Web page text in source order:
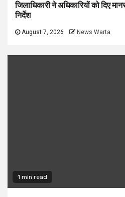
जिलाधिकारी ने अधिकारियों को दिए
निर्देश
August 7, 2026 News Warta
1 min read